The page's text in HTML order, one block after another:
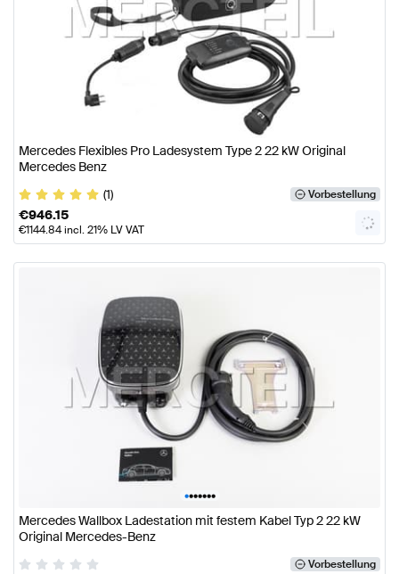
Mercedes Flexibles Pro Ladesystem Type 2 22 kW Original
Mercedes Benz
(1)
Vorbestellung
€946.15
€1144.84incl. 21% LV VAT
•••••••
Mercedes Wallbox Ladestation mit festem Kabel Typ 2 22 kW
Original Mercedes-Benz
Vorbestellung